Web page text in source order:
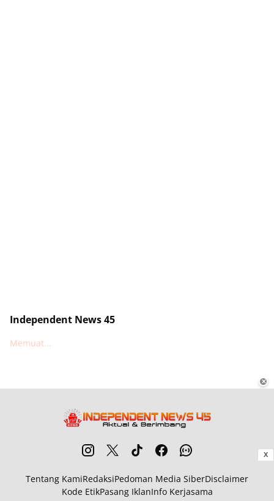
Independent News 45
Memuat...
X
✕
Tentang KamiRedaksiPedoman Media SiberDisclaimer
Kode EtikPasang IklanInfo Kerjasama